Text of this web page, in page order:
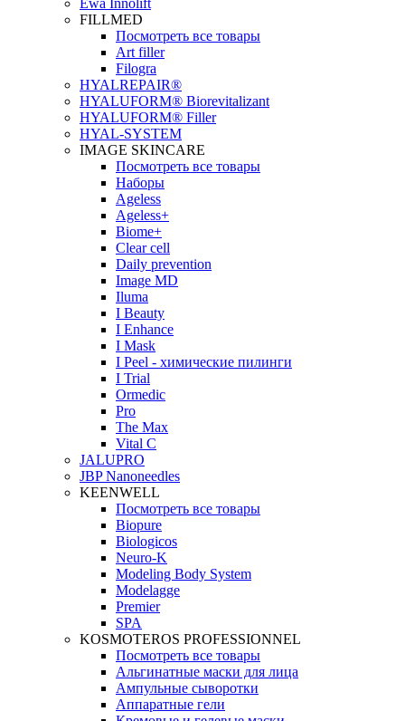
Ewa Innolift
FILLMED
Посмотреть все товары
Art filler
Filogra
НYALREPAIR®
HYALUFORM® Biorevitalizant
HYALUFORM® Filler
HYAL-SYSTEM
IMAGE SKINCARE
Посмотреть все товары
Наборы
Ageless
Ageless+
Biome+
Clear cell
Daily prevention
Image MD
Iluma
I Beauty
I Enhance
I Mask
I Peel - химические пилинги
I Trial
Ormedic
Pro
The Max
Vital C
JALUPRO
JBP Nanoneedles
KEENWELL
Посмотреть все товары
Biopure
Biologicos
Neuro‑K
Modeling Body System
Modelagge
Premier
SPA
KOSMOTEROS PROFESSIONNEL
Посмотреть все товары
Альгинатные маски для лица
Ампульные сыворотки
Аппаратные гели